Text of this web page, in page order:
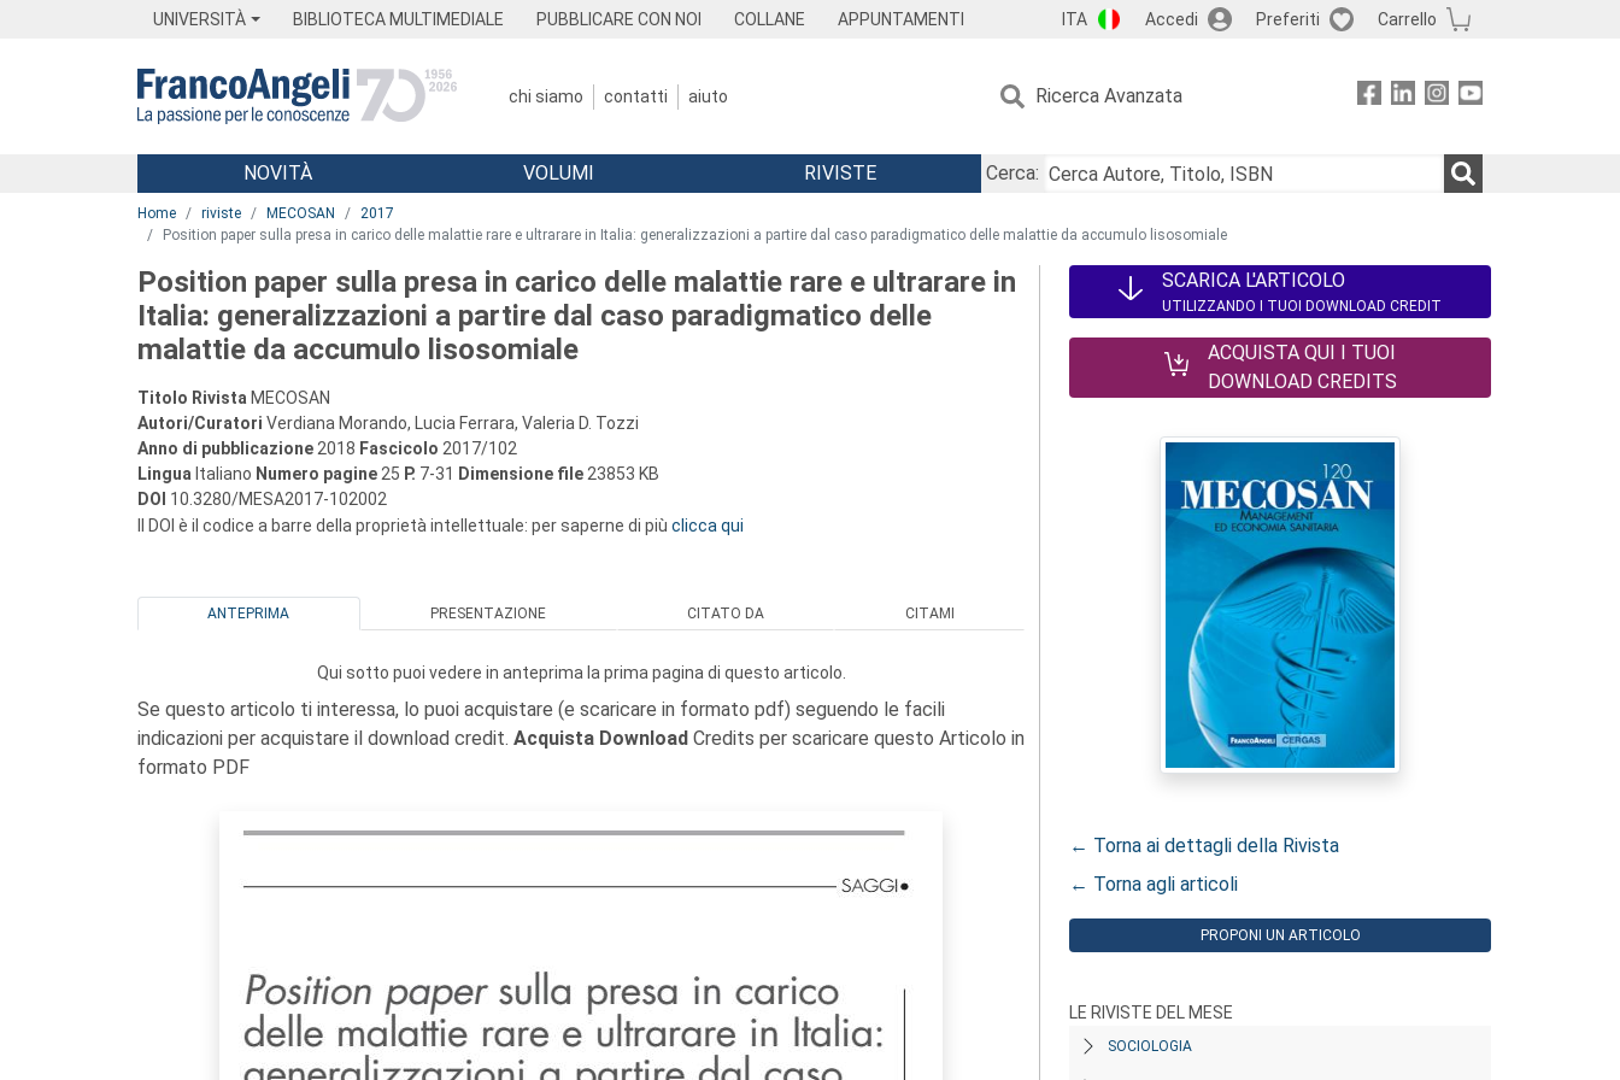
UNIVERSITÀ BIBLIOTECA MULTIMEDIALE PUBBLICARE CON NOI COLLANE APPUNTAMENTI ITA Accedi Preferiti Carrello
chi siamo contatti aiuto Ricerca Avanzata
Menu
NOVITÀ VOLUMI RIVISTE
Cerca:
Home riviste MECOSAN
2017
Position paper sulla presa in carico delle malattie rare e ultrarare in Italia: generalizzazioni a partire dal caso paradigmatico delle malattie da accumulo lisosomiale
Position paper sulla presa in carico delle malattie rare e ultrarare in
Italia: generalizzazioni a partire dal caso paradigmatico delle
malattie da accumulo lisosomiale
Titolo Rivista MECOSAN
Autori/Curatori Verdiana Morando, Lucia Ferrara, Valeria D. Tozzi
Anno di pubblicazione 2018 Fascicolo 2017/102
Lingua Italiano Numero pagine 25 P. 7-31 Dimensione file 23853 KB
DOI 10.3280/MESA2017-102002
Il DOI è il codice a barre della proprietà intellettuale: per saperne di più clicca qui
ANTEPRIMA PRESENTAZIONE CITATO DA CITAMI
Qui sotto puoi vedere in anteprima la prima pagina di questo articolo.
Se questo articolo ti interessa, lo puoi acquistare (e scaricare in formato pdf) seguendo le facili
indicazioni per acquistare il download credit. Acquista Download Credits per scaricare questo Articolo in
formato PDF
SCARICA L'ARTICOLO
UTILIZZANDO I TUOI DOWNLOAD CREDIT
ACQUISTA QUI I TUOI
DOWNLOAD CREDITS
← Torna ai dettagli della Rivista
← Torna agli articoli
PROPONI UN ARTICOLO
LE RIVISTE DEL MESE
SOCIOLOGIA